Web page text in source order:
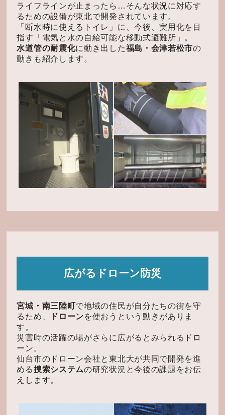
ライフラインが止まったら…そんな状況に対応す
るための設備が東北で開発されています。
「断水時に使えるトイレ」に、今後、実用化を目
指す「電気と水の自給可能な移動式避難所」。
水道管の耐震化に動き出した福島・会津若松市の
動きも紹介します。
広がるドローン防災
宮城・南三陸町で地域の住民が自分たちの街を守
るため、
ドローンを使おうという動きがありま
す。
災害時の活躍の場がさらに広がるとみられるドロ
ーン。
仙台市のドローン会社と東北大が共同で開発を進
める捜索システムの研究状況と今後の課題をお伝
えします。